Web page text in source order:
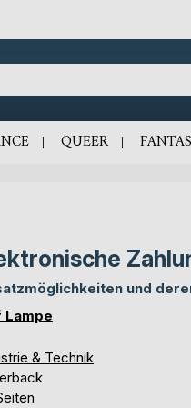
QUEER
und
Lampe
& Technik